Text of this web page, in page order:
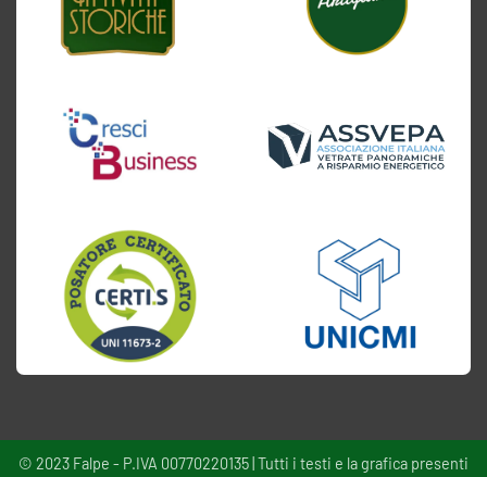
© 2023 Falpe - P.IVA 00770220135 | Tutti i testi e la grafica presenti